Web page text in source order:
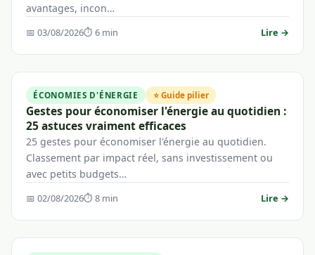
avantages, incon…
📅 03/08/2026⏱ 6 min Lire →
ÉCONOMIES D'ÉNERGIE ⭐ Guide pilier
Gestes pour économiser l'énergie au quotidien :
25 astuces vraiment efficaces
25 gestes pour économiser l'énergie au quotidien.
Classement par impact réel, sans investissement ou
avec petits budgets…
📅 02/08/2026⏱ 8 min Lire →